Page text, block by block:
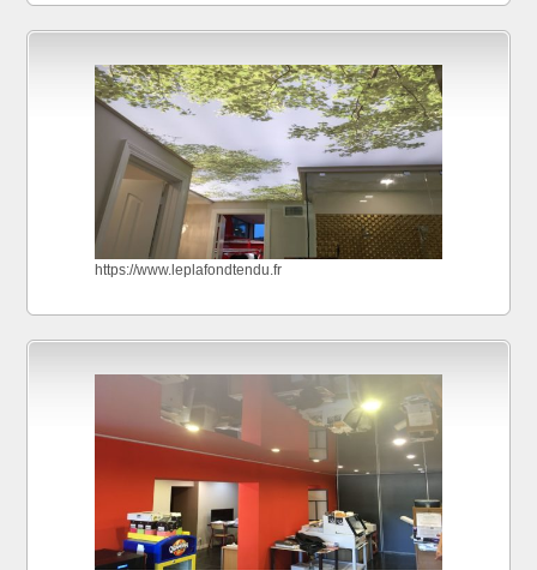
https://www.leplafondtendu.fr